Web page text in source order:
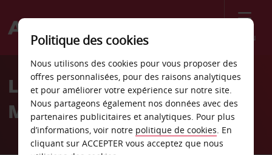
Menu
Welcome
AvisLocation de voiture
Malelane
Politique des cookies
Nous utilisons des cookies pour vous proposer des
offres personnalisées, pour des raisons analytiques
et pour améliorer votre expérience sur notre site.
Nous partageons également nos données avec des
partenaires publicitaires et analytiques. Pour plus
d’informations, voir notre politique de cookies. En
cliquant sur ACCEPTER vous acceptez que nous